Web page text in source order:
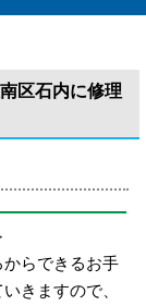
区石内に修理
らできるお手
きますので、